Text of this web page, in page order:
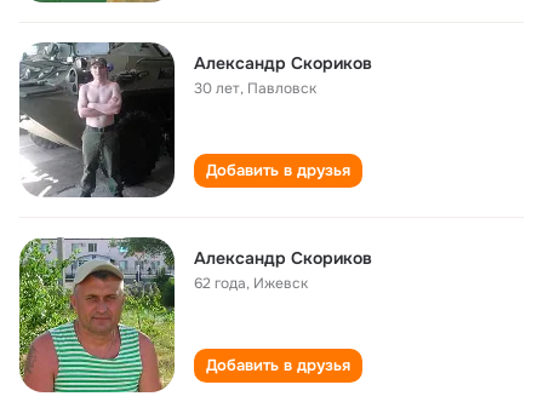
Александр Скориков
30 лет, Павловск
Добавить в друзья
Александр Скориков
62 года, Ижевск
Добавить в друзья